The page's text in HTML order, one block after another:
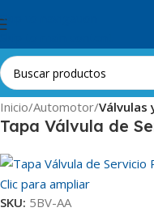
Skip to navigation
Inicio Automotor Válvulas
Tapa Válvula de
Clic para ampliar
SKU: 5BV-AA